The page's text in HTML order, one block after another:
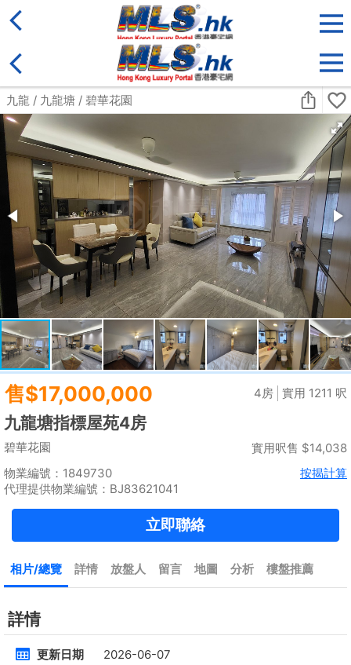
售盤 類別
收藏
搜尋條件: 售盤
黃金置頂
標準2100呎村屋
元朗 標準2100呎村屋 4房4套
建築 2100呎@$17
實用 --
租$35,000
九龍廣場
長沙灣 青山道485號
建築 3631呎@$4,682